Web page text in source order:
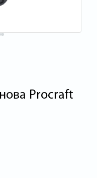
Procraft